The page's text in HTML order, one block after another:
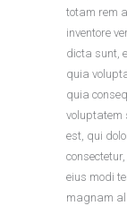
totam rem
inventore
dicta sunt,
quia
quia
voluptatem
est, qui
eius modi
magnam